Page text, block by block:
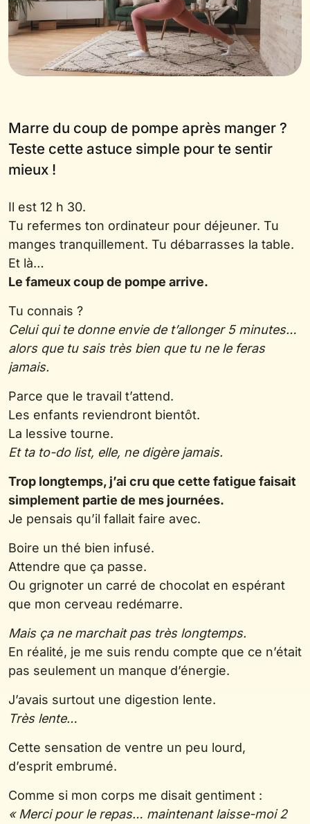
Marre du coup de pompe après manger ?
Teste cette astuce simple pour te sentir
mieux !
Il est 12 h 30.
Tu refermes ton ordinateur pour déjeuner. Tu
manges tranquillement. Tu débarrasses la table.
Et là…
Le fameux coup de pompe arrive.
Tu connais ?
Celui qui te donne envie de t’allonger 5 minutes…
alors que tu sais très bien que tu ne le feras
jamais.
Parce que le travail t’attend.
Les enfants reviendront bientôt.
La lessive tourne.
Et ta to-do list, elle, ne digère jamais.
Trop longtemps, j’ai cru que cette fatigue faisait
simplement partie de mes journées.
Je pensais qu’il fallait faire avec.
Boire un thé bien infusé.
Attendre que ça passe.
Ou grignoter un carré de chocolat en espérant
que mon cerveau redémarre.
Mais ça ne marchait pas très longtemps.
En réalité, je me suis rendu compte que ce n’était
pas seulement un manque d’énergie.
J’avais surtout une digestion lente.
Très lente…
Cette sensation de ventre un peu lourd,
d’esprit embrumé.
Comme si mon corps me disait gentiment :
« Merci pour le repas… maintenant laisse-moi 2